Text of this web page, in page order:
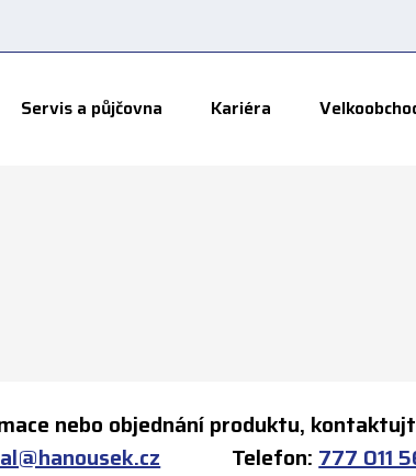
Servis a půjčovna Kariéra
nebo objednání produktu,
Telefon:777 011